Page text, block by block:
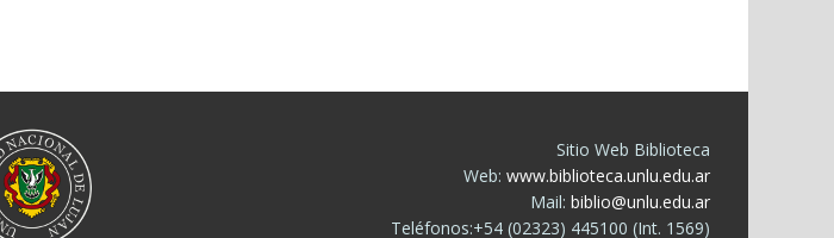
Sitio Web Biblioteca
Web: www.biblioteca.unlu.edu.ar
Mail: biblio@unlu.edu.ar
Teléfonos:+54 (02323) 445100 (Int. 1569)